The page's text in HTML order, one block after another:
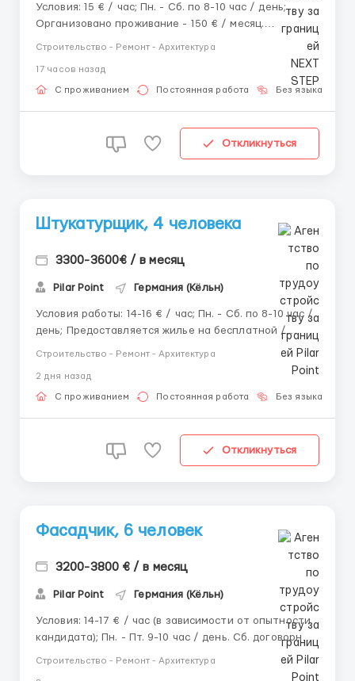
Условия: 15 € / час; Пн. - Сб. по 8-10 час / день;
Организовано проживание - 150 € / месяц.
55 лет; Польская рабочая виза / Карта побыту /
Паспорт ЕС / Pesel UKR / ...
Строительство - Ремонт - Архитектура
17 часов назад
С проживанием Постоянная работа Без языка
Откликнуться
Штукатурщик, 4 человека
3300-3600€ / в месяц
Pilar Point Германия (Кёльн)
Условия работы: 14-16 € / час; Пн. - Сб. по 8-10 час /
день; Предоставляется жилье на бесплатной /
машинным способами); Работа со штукатурной
станцией (настройка, запуск, контроль раб...
Строительство - Ремонт - Архитектура
2 дня назад
С проживанием Постоянная работа Без языка
Откликнуться
Фасадчик, 6 человек
3200-3800 € / в месяц
Pilar Point Германия (Кёльн)
Условия: 14-17 € / час (в зависимости от опытности
кандидата); Пн. - Пт. 9-10 час / день. Сб. договорная;
Строительство - Ремонт - Архитектура